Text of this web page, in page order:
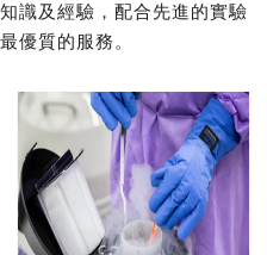
識及經驗，配合先進的實驗
優質的服務。